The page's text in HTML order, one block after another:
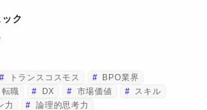
ク
トランスコスモス
BPO業界
転職 DX 市場価値
スキル
力
論理的思考力